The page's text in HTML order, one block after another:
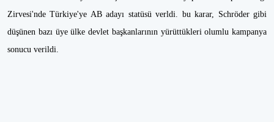
Zirvesi'nde Türkiye'ye AB adayı statüsü verldi. bu karar, Schröder gibi
düşünen bazı üye ülke devlet başkanlarının yürüttükleri olumlu kampanya
sonucu verildi.